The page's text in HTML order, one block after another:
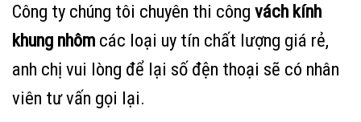
Công ty chúng tôi chuyên thi công vách kính
khung nhôm các loại uy tín chất lượng giá rẻ,
anh chị vui lòng để lại số đện thoại sẽ có nhân
viên tư vấn gọi lại.